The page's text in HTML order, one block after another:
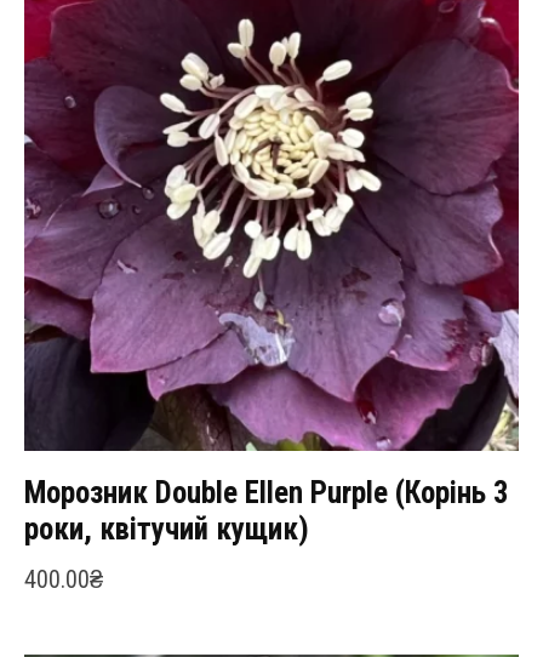
Морозник Double Ellen Purple (Корінь 3
роки, квітучий кущик)
400.00₴